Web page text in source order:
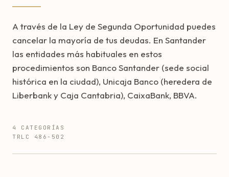
A través de la Ley de Segunda Oportunidad puedes
cancelar la mayoría de tus deudas. En Santander
las entidades más habituales en estos
procedimientos son Banco Santander (sede social
histórica en la ciudad), Unicaja Banco (heredera de
Liberbank y Caja Cantabria), CaixaBank, BBVA.
4 CATEGORÍAS
TRLC 486-502